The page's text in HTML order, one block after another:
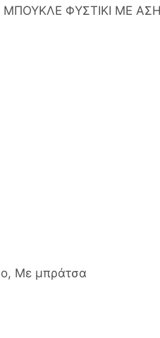
ΦΥΣΤΙΚΙ ΜΕ
Με μπράτσα